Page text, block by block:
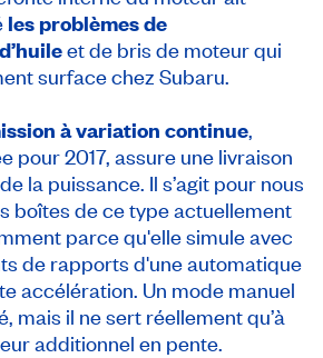
les problèmes de
et de bris de moteur qui
surface chez Subaru.
à variation continue,
pour 2017, assure une livraison
la puissance. Il s’agit pour nous
boîtes de ce type actuellement
parce qu'elle simule avec
de rapports d'une automatique
accélération. Un mode manuel
mais il ne sert réellement qu’à
additionnel en pente.